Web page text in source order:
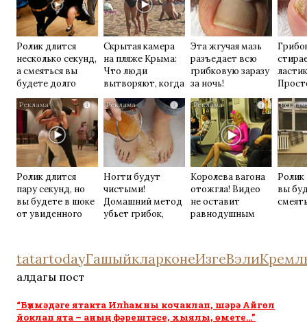
Ролик длится
несколько секунд,
а смеяться вы
будете долго
Скрытая камера
на пляже Крыма:
Что люди
вытворяют, когда
их не видят...
Эта жгучая мазь
разъедает всю
грибковую заразу
за ночь!
i
Ролик длится
пару секунд, но
вы будете в шоке
от увиденного
i
Ногти будут
чистыми!
Домашний метод
убьет грибок,
i
Королева вагона
отожгла! Видео
не оставит
равнодушным
Ролик
вы
tatartodayГашыйкларконеИзгеВэли
алдагы пост
“Бүлмәдәге ятакта Илһамны кочаклап, шәрә Айгөл
йоклап ята – аның фәрештәсе, хыялы, өмете…”